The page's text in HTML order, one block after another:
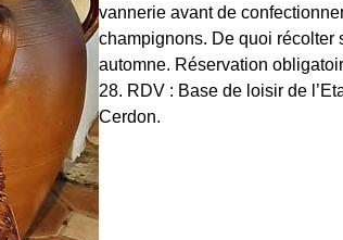
vannerie avant de
champignons. De quoi récolter
automne. Réservation
28. RDV : Base de loisir de
Cerdon.